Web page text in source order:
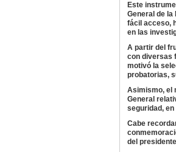
Este
General de la
fácil acceso,
en las
A partir del
con diversas
motivó la
probatorias,
Asimismo, el
General
seguridad,
Cabe
del